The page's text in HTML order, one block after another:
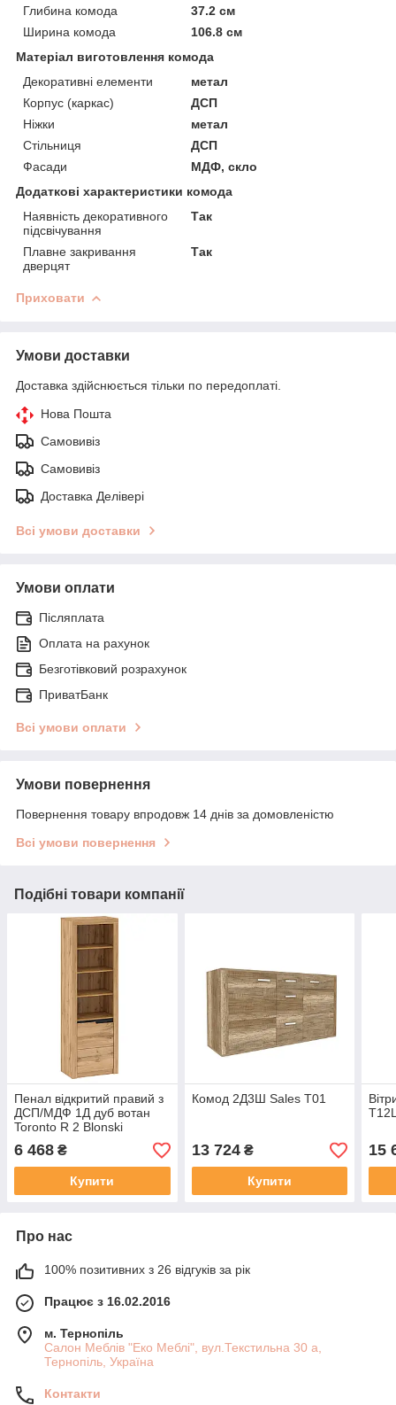
Глибина комода
37.2 см
Ширина комода
106.8 см
Матеріал виготовлення комода
Декоративні елементи
метал
Корпус (каркас)
ДСП
Ніжки
метал
Стільниця
ДСП
Фасади
МДФ, скло
Додаткові характеристики комода
Наявність декоративного
підсвічування
Так
Плавне закривання
дверцят
Так
Приховати
Умови доставки
Доставка здійснюється тільки по передоплаті.
Нова Пошта
Самовивіз
Самовивіз
Доставка Делівері
Всі умови доставки
Умови оплати
Післяплата
Оплата на рахунок
Безготівковий розрахунок
ПриватБанк
Всі умови оплати
Умови повернення
Повернення товару впродовж 14 днів за домовленістю
Всі умови повернення
Подібні товари компанії
Пенал відкритий правий з
ДСП/МДФ 1Д дуб вотан
Toronto R 2 Blonski
6 468 ₴
Купити
Комод 2Д3Ш Sales T01
13 724₴
Купити
15
Про нас
100% позитивних з 26 відгуків за рік
Працює з 16.02.2016
м. Тернопіль
Салон Меблів "Еко Меблі", вул.Текстильна 30 а,
Тернопіль, Україна
Контакти